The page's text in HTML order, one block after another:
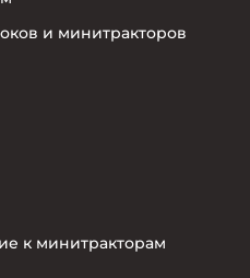
и минитракторов
к минитракторам